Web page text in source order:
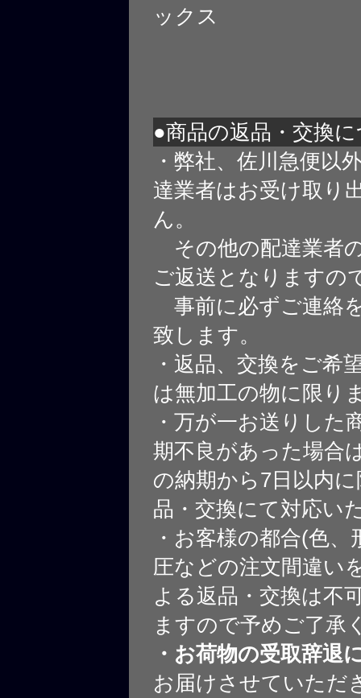
ックス
●商品の返品・交換
・弊社、佐川急便以
達業者はお受け取り
ん。
その他の配達業者
ご返送となりますの
事前に必ずご連絡
致します。
・返品、交換をご希
は無加工の物に限り
・万が一お送りした
期不良があった場合
の納期から7日以内
品・交換にて対応い
・お客様の都合(色、
圧などの注文間違い
よる返品・交換は不
ますので予めご了承
・お荷物の受取辞退
お届けさせていただ